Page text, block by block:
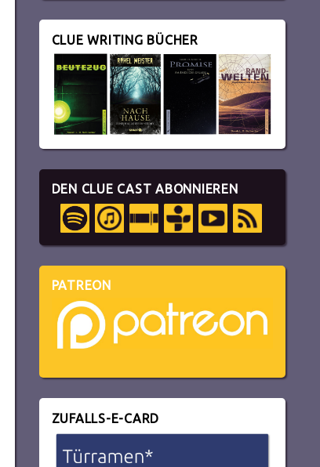
CLUE WRITING BÜCHER
DEN CLUE CAST ABONNIEREN
PATREON
ZUFALLS-E-CARD